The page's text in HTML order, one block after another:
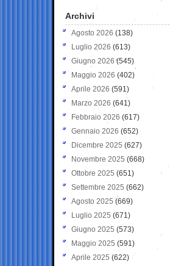
Archivi
Agosto 2026 (138)
Luglio 2026 (613)
Giugno 2026 (545)
Maggio 2026 (402)
Aprile 2026 (591)
Marzo 2026 (641)
Febbraio 2026 (617)
Gennaio 2026 (652)
Dicembre 2025 (627)
Novembre 2025 (668)
Ottobre 2025 (651)
Settembre 2025 (662)
Agosto 2025 (669)
Luglio 2025 (671)
Giugno 2025 (573)
Maggio 2025 (591)
Aprile 2025 (622)